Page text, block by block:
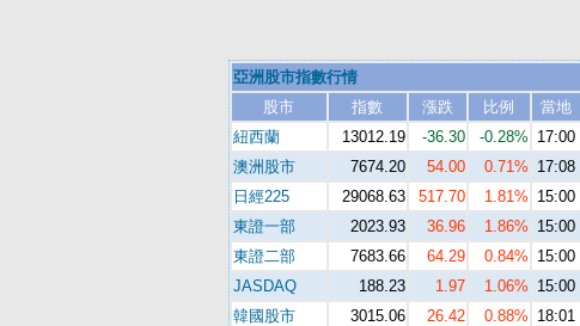
亞洲股市指數行情
股市
指數 漲跌 比例
當地
紐西蘭
13012.19 -36.30 -0.28% 17:00
澳洲股市
7674.20 54.00 0.71% 17:08
日經225
29068.63 517.70 1.81% 15:00
東證一部
2023.93 36.96 1.86% 15:00
東證二部
7683.66 64.29 0.84% 15:00
JASDAQ
188.23 1.97 1.06% 15:00
韓國股市
3015.06 26.42 0.88% 18:01